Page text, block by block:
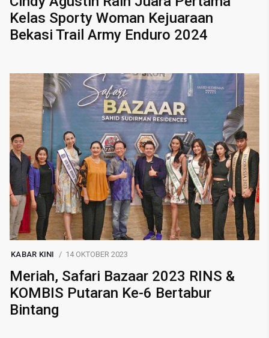
Kelas Sporty Woman Kejuaraan
Bekasi Trail Army Enduro 2024
KABAR KINI 14 OKTOBER 2023
Meriah, Safari Bazaar 2023 RINS &
KOMBIS Putaran Ke-6 Bertabur
Bintang